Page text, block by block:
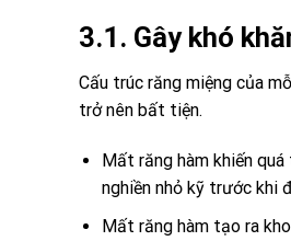
3.1. Gây khó
Cấu trúc răng miệng của
trở nên bất tiện.
Mất răng hàm khiến
nghiền nhỏ kỹ trước khi
Mất răng hàm tạo ra